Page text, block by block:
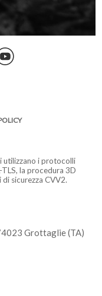
utilizzano i protocolli
la procedura 3D
sicurezza CVV2.
Grottaglie (TA)